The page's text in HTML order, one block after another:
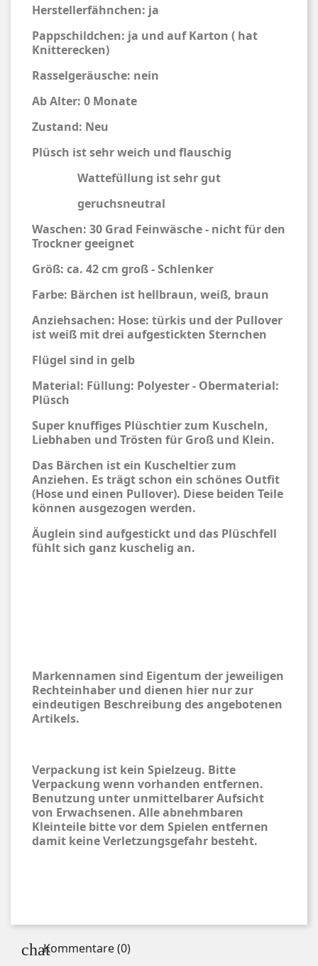
Herstellerfähnchen: ja
Pappschildchen: ja und auf Karton ( hat
Knitterecken)
Rasselgeräusche: nein
Ab Alter: 0 Monate
Zustand: Neu
Plüsch ist sehr weich und flauschig
Wattefüllung ist sehr gut
geruchsneutral
Waschen: 30 Grad Feinwäsche - nicht für den
Trockner geeignet
Größ: ca. 42 cm groß - Schlenker
Farbe: Bärchen ist hellbraun, weiß, braun
Anziehsachen: Hose: türkis und der Pullover
ist weiß mit drei aufgestickten Sternchen
Flügel sind in gelb
Material: Füllung: Polyester - Obermaterial:
Plüsch
Super knuffiges Plüschtier zum Kuscheln,
Liebhaben und Trösten für Groß und Klein.
Das Bärchen ist ein Kuscheltier zum
Anziehen. Es trägt schon ein schönes Outfit
(Hose und einen Pullover). Diese beiden Teile
können ausgezogen werden.
Äuglein sind aufgestickt und das Plüschfell
fühlt sich ganz kuschelig an.
Markennamen sind Eigentum der jeweiligen
Rechteinhaber und dienen hier nur zur
eindeutigen Beschreibung des angebotenen
Artikels.
Verpackung ist kein Spielzeug. Bitte
Verpackung wenn vorhanden entfernen.
Benutzung unter unmittelbarer Aufsicht
von Erwachsenen. Alle abnehmbaren
Kleinteile bitte vor dem Spielen entfernen
damit keine Verletzungsgefahr besteht.
Kommentare (0)